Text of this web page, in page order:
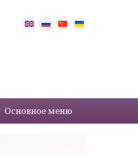
Основное меню